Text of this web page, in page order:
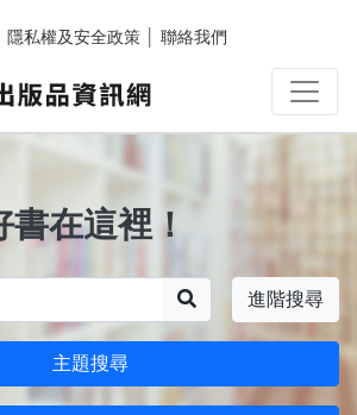
隱私權及安全政策 聯絡我們
在這裡！
進階搜尋
主題搜尋